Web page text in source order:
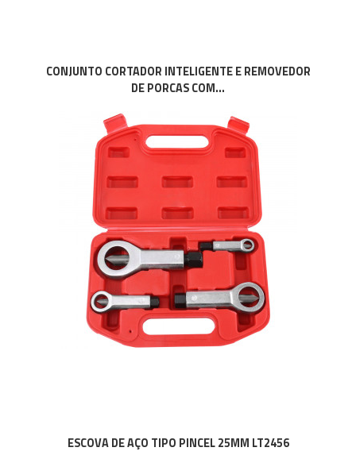
CONJUNTO CORTADOR INTELIGENTE E REMOVEDOR
DE PORCAS COM...
ESCOVA DE AÇO TIPO PINCEL 25MM LT2456